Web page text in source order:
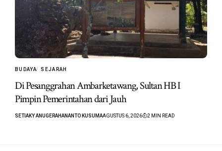
BUDAYA SEJARAH
Di Pesanggrahan Ambarketawang, Sultan HB I
Pimpin Pemerintahan dari Jauh
SETIAKY ANUGERAHANANTO KUSUMAAGUSTUS 6, 2026 2 MIN READ